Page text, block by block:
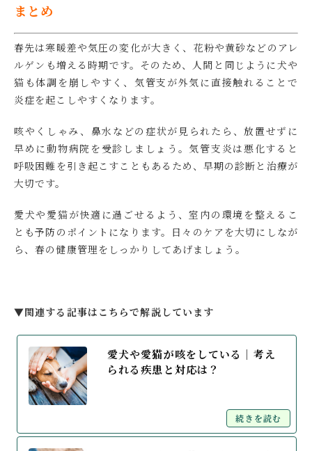
まとめ
春先は寒暖差や気圧の変化が大きく、花粉や黄砂などのアレ
ルゲンも増える時期です。そのため、人間と同じように犬や
猫も体調を崩しやすく、気管支が外気に直接触れることで
炎症を起こしやすくなります。
咳やくしゃみ、鼻水などの症状が見られたら、放置せずに
早めに動物病院を受診しましょう。気管支炎は悪化すると
呼吸困難を引き起こすこともあるため、早期の診断と治療が
大切です。
愛犬や愛猫が快適に過ごせるよう、室内の環境を整えるこ
とも予防のポイントになります。日々のケアを大切にしなが
ら、春の健康管理をしっかりしてあげましょう。
▼関連する記事はこちらで解説しています
愛犬や愛猫が咳をしている｜考え
られる疾患と対応は？
続きを読む